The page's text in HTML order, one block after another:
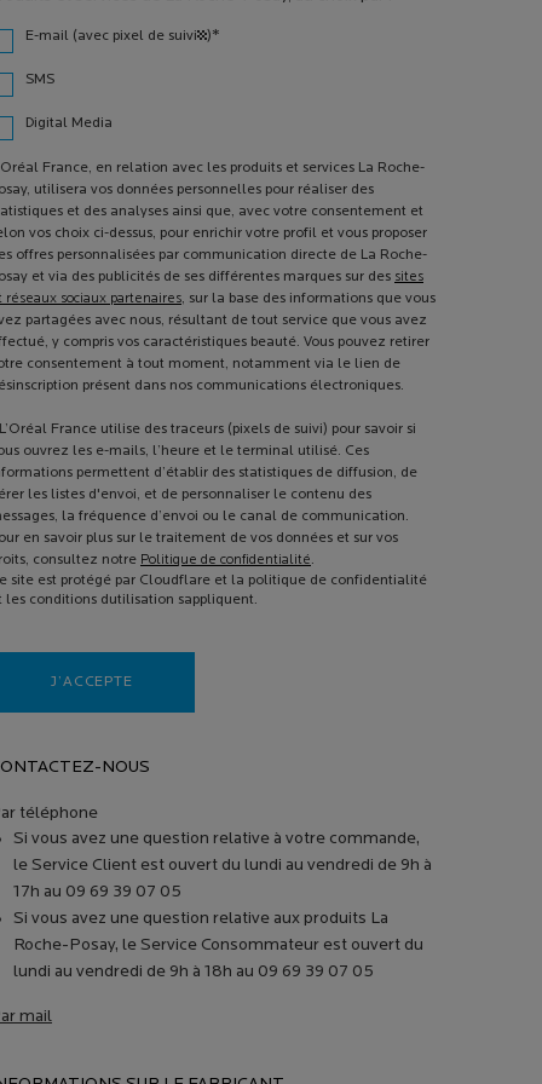
E-mail (avec pixel de suivi¹)*
SMS
Digital Media
France, en relation avec les produits et services La Roche-
utilisera vos données personnelles pour réaliser des
et des analyses ainsi que, avec votre consentement et
vos choix ci-dessus, pour enrichir votre profil et vous proposer
offres personnalisées par communication directe de La Roche-
et via des publicités de ses différentes marques sur des sites
réseaux sociaux partenaires, sur la base des informations que vous
partagées avec nous, résultant de tout service que vous avez
y compris vos caractéristiques beauté. Vous pouvez retirer
consentement à tout moment, notamment via le lien de
présent dans nos communications électroniques.
France utilise des traceurs (pixels de suivi) pour savoir si
ouvrez les e-mails, l’heure et le terminal utilisé. Ces
permettent d’établir des statistiques de diffusion, de
les listes d'envoi, et de personnaliser le contenu des
la fréquence d’envoi ou le canal de communication.
en savoir plus sur le traitement de vos données et sur vos
consultez notre Politique de confidentialité.
site est protégé par Cloudflare et la politique de confidentialité
les conditions dutilisation sappliquent.
J’ACCEPTE
NOUS
téléphone
Si vous avez une question relative à votre commande,
le Service Client est ouvert du lundi au vendredi de 9h à
17h au 09 69 39 07 05
Si vous avez une question relative aux produits La
Roche-Posay, le Service Consommateur est ouvert du
lundi au vendredi de 9h à 18h au 09 69 39 07 05
mail